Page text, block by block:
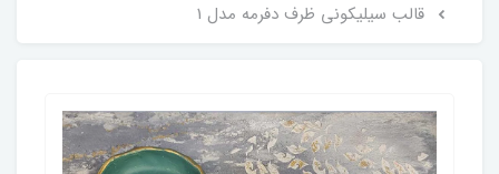
قالب سیلیکونی ظرف دفرمه مدل 1